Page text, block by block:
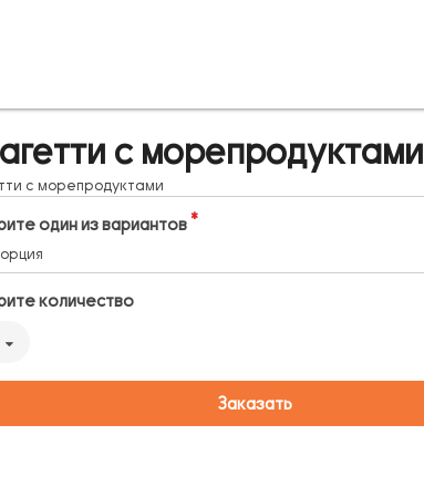
с морепродуктами
с морепродуктами
один из вариантов
количество
Заказать